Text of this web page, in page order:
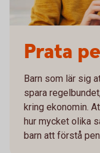
Prata
Barn som lär sig
spara
kring ekonomin.
hur mycket olika
barn att förstå